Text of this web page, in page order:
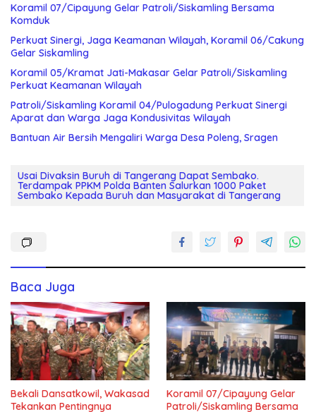
Koramil 07/Cipayung Gelar Patroli/Siskamling Bersama
Komduk
Perkuat Sinergi, Jaga Keamanan Wilayah, Koramil 06/Cakung
Gelar Siskamling
Koramil 05/Kramat Jati-Makasar Gelar Patroli/Siskamling
Perkuat Keamanan Wilayah
Patroli/Siskamling Koramil 04/Pulogadung Perkuat Sinergi
Aparat dan Warga Jaga Kondusivitas Wilayah
Bantuan Air Bersih Mengaliri Warga Desa Poleng, Sragen
Usai Divaksin Buruh di Tangerang Dapat Sembako.
Terdampak PPKM Polda Banten Salurkan 1000 Paket
Sembako Kepada Buruh dan Masyarakat di Tangerang
Baca Juga
Bekali Dansatkowil, Wakasad
Tekankan Pentingnya
Koramil 07/Cipayung Gelar
Patroli/Siskamling Bersama